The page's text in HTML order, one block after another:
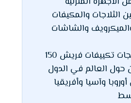
الثلاجات والمكيفات
والشاشات
يستهلك منتجات تكييفات فريش 150
حول العالم في الدول
وآسيا وأفريقيا